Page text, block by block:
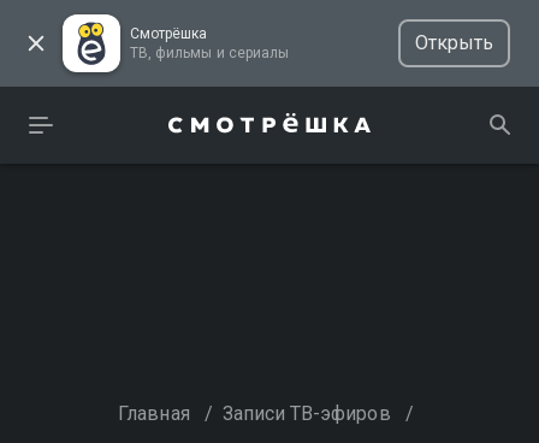
Смотрёшка
ТВ, фильмы и сериалы
Открыть
Главная / Записи ТВ-эфиров /